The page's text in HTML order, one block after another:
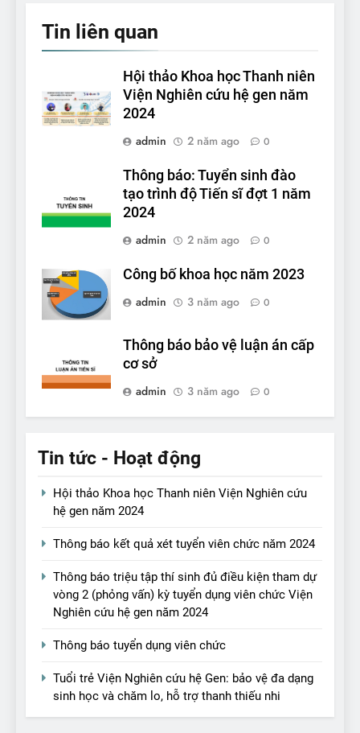
Tin tức - Hoạt động
Hội thảo Khoa học Thanh niên Viện Nghiên cứu
hệ gen năm 2024
Thông báo kết quả xét tuyển viên chức năm 2024
Thông báo triệu tập thí sinh đủ điều kiện tham dự
vòng 2 (phỏng vấn) kỳ tuyển dụng viên chức Viện
Nghiên cứu hệ gen năm 2024
Thông báo tuyển dụng viên chức
Tuổi trẻ Viện Nghiên cứu hệ Gen: bảo vệ đa dạng
sinh học và chăm lo, hỗ trợ thanh thiếu nhi
Tin liên quan
Hội thảo Khoa học Thanh niên
Viện Nghiên cứu hệ gen năm
2024
admin
2 năm ago 0
Thông báo: Tuyển sinh đào
tạo trình độ Tiến sĩ đợt 1 năm
2024
admin
2 năm ago 0
Công bố khoa học năm 2023
admin
3 năm ago 0
Thông báo bảo vệ luận án cấp
cơ sở
admin
3 năm ago 0